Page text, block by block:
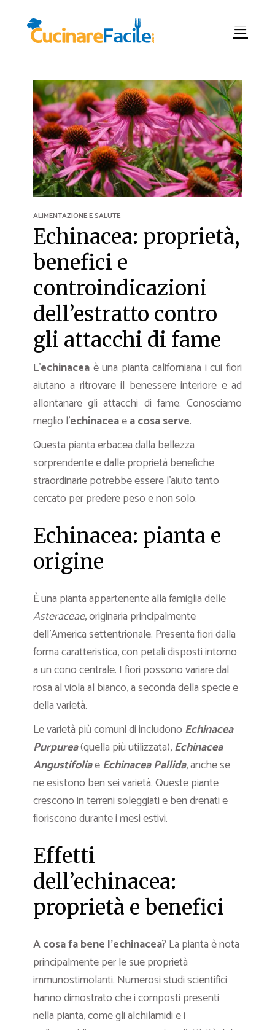
ALIMENTAZIONE E SALUTE
Echinacea: proprietà,
benefici e
controindicazioni
dell’estratto contro
gli attacchi di fame
L’echinacea è una pianta californiana i cui fiori
aiutano a ritrovare il benessere interiore e ad
allontanare gli attacchi di fame. Conosciamo
meglio l’echinaceaea cosa serve.
Questa pianta erbacea dalla bellezza
sorprendente e dalle proprietà benefiche
straordinarie potrebbe essere l’aiuto tanto
cercato per predere peso e non solo.
Echinacea: pianta e
origine
È una pianta appartenente alla famiglia delle
Asteraceae, originaria principalmente
dell’America settentrionale. Presenta fiori dalla
forma caratteristica, con petali disposti intorno
a un cono centrale. I fiori possono variare dal
rosa al viola al bianco, a seconda della specie e
della varietà.
Le varietà più comuni di includono Echinacea
Purpurea(quella più utilizzata),Echinacea
AngustifoliaeEchinacea Pallida, anche se
ne esistono ben sei varietà. Queste piante
crescono in terreni soleggiati e ben drenati e
fioriscono durante i mesi estivi.
Effetti
dell’echinacea:
proprietà e benefici
A cosa fa bene l’echinacea? La pianta è nota
principalmente per le sue proprietà
immunostimolanti. Numerosi studi scientifici
hanno dimostrato che i composti presenti
nella pianta, come gli alchilamidi e i